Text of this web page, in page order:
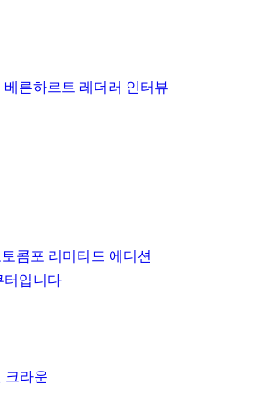
른하르트 레더러 인터뷰
콤포 리미티드 에디션
터입니다
크라운